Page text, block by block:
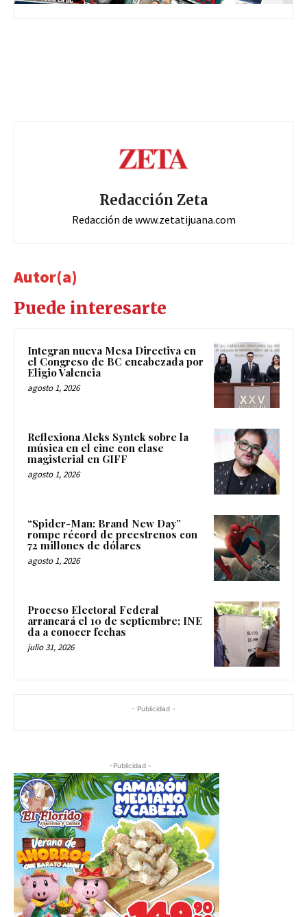
Redacción Zeta
Redacción de www.zetatijuana.com
Autor(a)
Puede interesarte
Integran nueva Mesa Directiva en
el Congreso de BC encabezada por
Eligio Valencia
agosto 1, 2026
Reflexiona Aleks Syntek sobre la
música en el cine con clase
magisterial en GIFF
agosto 1, 2026
“Spider-Man: Brand New Day”
rompe récord de preestrenos con
72 millones de dólares
agosto 1, 2026
Proceso Electoral Federal
arrancará el 10 de septiembre; INE
da a conocer fechas
julio 31, 2026
- Publicidad -
-Publicidad -